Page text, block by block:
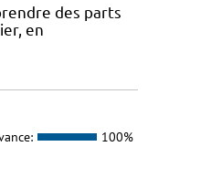
des parts
en
100%